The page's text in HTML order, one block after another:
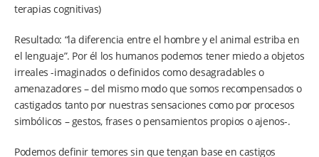
terapias cognitivas)
Resultado: “la diferencia entre el hombre y el animal estriba en
el lenguaje”. Por él los humanos podemos tener miedo a objetos
irreales -imaginados o definidos como desagradables o
amenazadores – del mismo modo que somos recompensados o
castigados tanto por nuestras sensaciones como por procesos
simbólicos – gestos, frases o pensamientos propios o ajenos-.
Podemos definir temores sin que tengan base en castigos